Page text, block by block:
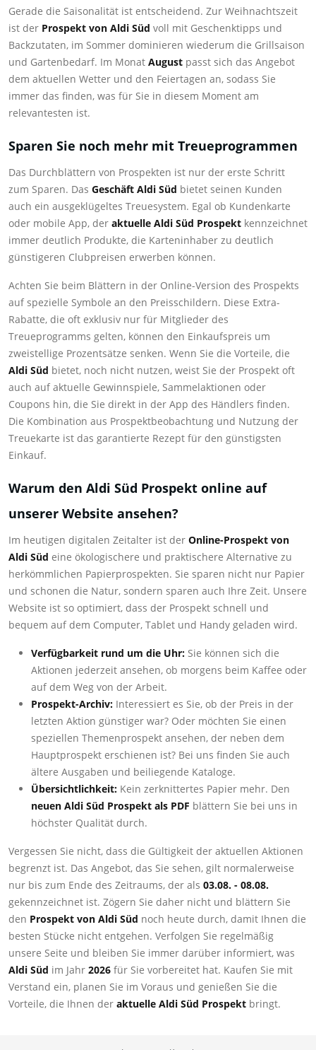
Gerade die Saisonalität ist entscheidend. Zur Weihnachtszeit
ist der Prospekt von Aldi Süd voll mit Geschenktipps und
Backzutaten, im Sommer dominieren wiederum die Grillsaison
und Gartenbedarf. Im Monat August passt sich das Angebot
dem aktuellen Wetter und den Feiertagen an, sodass Sie
immer das finden, was für Sie in diesem Moment am
relevantesten ist.
Sparen Sie noch mehr mit Treueprogrammen
Das Durchblättern von Prospekten ist nur der erste Schritt
zum Sparen. Das Geschäft Aldi Süd bietet seinen Kunden
auch ein ausgeklügeltes Treuesystem. Egal ob Kundenkarte
oder mobile App, der aktuelle Aldi Süd Prospekt kennzeichnet
immer deutlich Produkte, die Karteninhaber zu deutlich
günstigeren Clubpreisen erwerben können.
Achten Sie beim Blättern in der Online-Version des Prospekts
auf spezielle Symbole an den Preisschildern. Diese Extra-
Rabatte, die oft exklusiv nur für Mitglieder des
Treueprogramms gelten, können den Einkaufspreis um
zweistellige Prozentsätze senken. Wenn Sie die Vorteile, die
Aldi Süd bietet, noch nicht nutzen, weist Sie der Prospekt oft
auch auf aktuelle Gewinnspiele, Sammelaktionen oder
Coupons hin, die Sie direkt in der App des Händlers finden.
Die Kombination aus Prospektbeobachtung und Nutzung der
Treuekarte ist das garantierte Rezept für den günstigsten
Einkauf.
Warum den Aldi Süd Prospekt online auf
unserer Website ansehen?
Im heutigen digitalen Zeitalter ist der Online-Prospekt von
Aldi Süd eine ökologischere und praktischere Alternative zu
herkömmlichen Papierprospekten. Sie sparen nicht nur Papier
und schonen die Natur, sondern sparen auch Ihre Zeit. Unsere
Website ist so optimiert, dass der Prospekt schnell und
bequem auf dem Computer, Tablet und Handy geladen wird.
Verfügbarkeit rund um die Uhr: Sie können sich die
Aktionen jederzeit ansehen, ob morgens beim Kaffee oder
auf dem Weg von der Arbeit.
Prospekt-Archiv: Interessiert es Sie, ob der Preis in der
letzten Aktion günstiger war? Oder möchten Sie einen
speziellen Themenprospekt ansehen, der neben dem
Hauptprospekt erschienen ist? Bei uns finden Sie auch
ältere Ausgaben und beiliegende Kataloge.
Übersichtlichkeit: Kein zerknittertes Papier mehr. Den
neuen Aldi Süd Prospekt als PDF blättern Sie bei uns in
höchster Qualität durch.
Vergessen Sie nicht, dass die Gültigkeit der aktuellen Aktionen
begrenzt ist. Das Angebot, das Sie sehen, gilt normalerweise
nur bis zum Ende des Zeitraums, der als 03.08. - 08.08.
gekennzeichnet ist. Zögern Sie daher nicht und blättern Sie
den Prospekt von Aldi Süd noch heute durch, damit Ihnen die
besten Stücke nicht entgehen. Verfolgen Sie regelmäßig
unsere Seite und bleiben Sie immer darüber informiert, was
Aldi Süd im Jahr 2026 für Sie vorbereitet hat. Kaufen Sie mit
Verstand ein, planen Sie im Voraus und genießen Sie die
Vorteile, die Ihnen der aktuelle Aldi Süd Prospekt bringt.